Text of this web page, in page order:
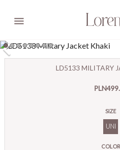

LD5133 MILITARY
SIZE
UNI
COLOR